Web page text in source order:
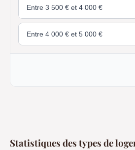
Statistiques des types de